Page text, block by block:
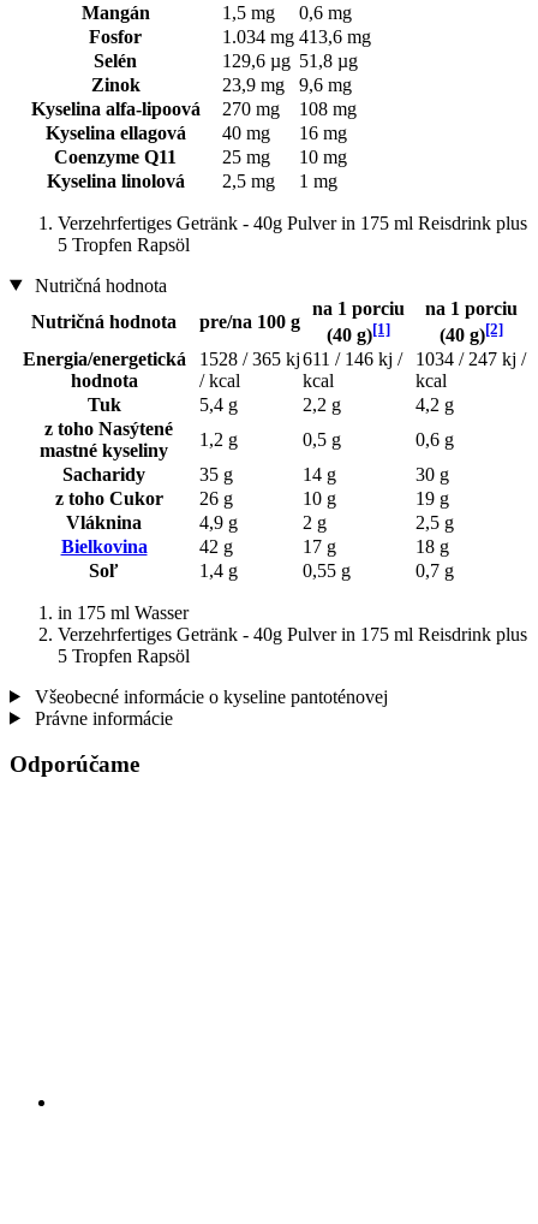
Mangán
1,5 mg
0,6 mg
Fosfor
1.034 mg 413,6 mg
Selén
129,6 µg 51,8 µg
Zinok
23,9 mg
9,6 mg
Kyselina alfa-lipoová
270 mg
108 mg
Kyselina ellagová
40 mg
16 mg
Coenzyme Q11
25 mg
10 mg
Kyselina linolová
2,5 mg 1 mg
Verzehrfertiges Getränk - 40g Pulver in 175 ml Reisdrink plus
5 Tropfen Rapsöl
Nutričná hodnota
Nutričná hodnota
pre/na 100 g
na 1 porciu
(40 g)[1]
na 1 porciu
(40 g)[2]
Energia/energetická
hodnota
1528 / 365 kj
/ kcal
611 / 146 kj /
kcal
1034 / 247 kj /
kcal
Tuk
5,4 g 2,2 g
4,2 g
z toho Nasýtené
mastné kyseliny
1,2 g 0,5 g
0,6 g
Sacharidy
35 g 14 g
30 g
z toho Cukor
26 g 10 g
19 g
Vláknina
4,9 g 2 g
2,5 g
Bielkovina
42 g 17 g
18 g
Soľ
1,4 g 0,55 g 0,7 g
in 175 ml Wasser
Verzehrfertiges Getränk - 40g Pulver in 175 ml Reisdrink plus
5 Tropfen Rapsöl
Všeobecné informácie o kyseline pantoténovej
Právne informácie
Odporúčame